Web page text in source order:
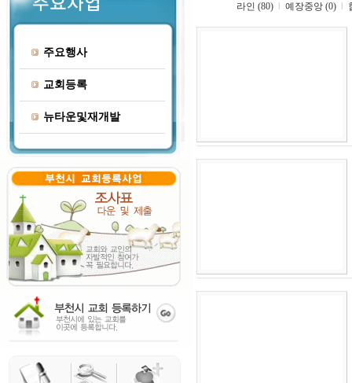
주요행사
교회등록
뉴타운및재개발
라인 (80)
예장중앙 (0)